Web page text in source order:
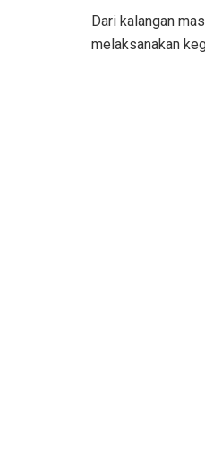
Dari kalangan
melaksanakan